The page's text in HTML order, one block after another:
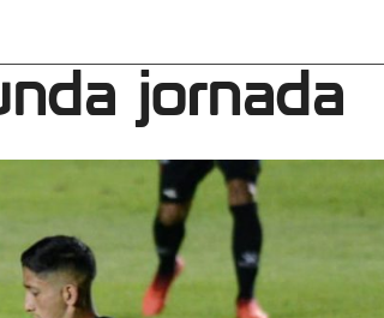
jornada